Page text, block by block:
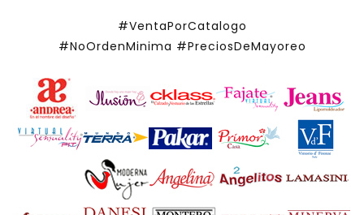
#VentaPorCatalogo
#NoOrdenMinima #PreciosDeMayoreo